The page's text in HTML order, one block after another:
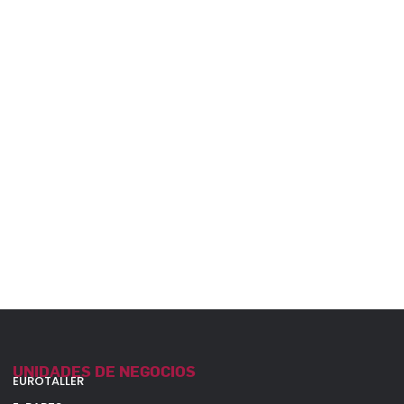
UNIDADES DE NEGOCIOS
EUROTALLER